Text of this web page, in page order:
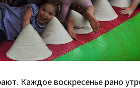
Каждое воскресенье рано